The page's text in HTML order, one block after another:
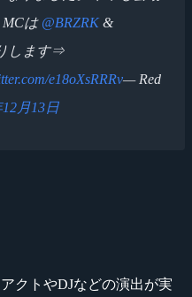
MCは @BRZRK&
します⇒
e18oXsRRRv— Red
月13日
クトやDJなどの演出が実